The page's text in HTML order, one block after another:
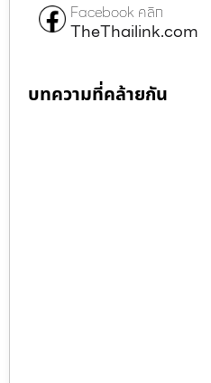
Facebook คลิก
TheThailink.com
บทความที่คล้ายกัน